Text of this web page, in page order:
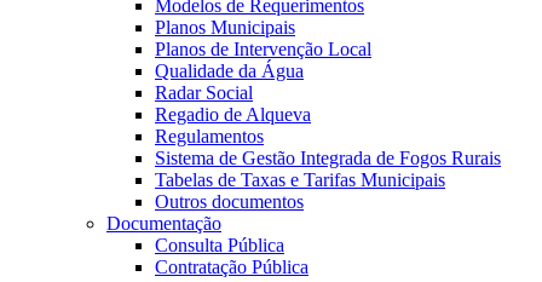
Modelos de Requerimentos
Planos Municipais
Planos de Intervenção Local
Qualidade da Água
Radar Social
Regadio de Alqueva
Regulamentos
Sistema de Gestão Integrada de Fogos Rurais
Tabelas de Taxas e Tarifas Municipais
Outros documentos
Documentação
Consulta Pública
Contratação Pública